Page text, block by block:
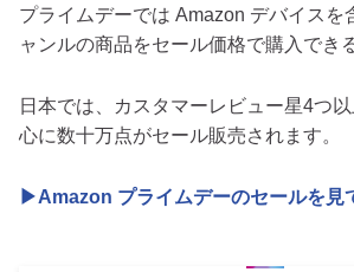
プライムデーでは Amazon デバイスを
ャンルの商品をセール価格で購入でき
日本では、カスタマーレビュー星4つ
心に数十万点がセール販売されます。
▶Amazon プライムデーのセールを見